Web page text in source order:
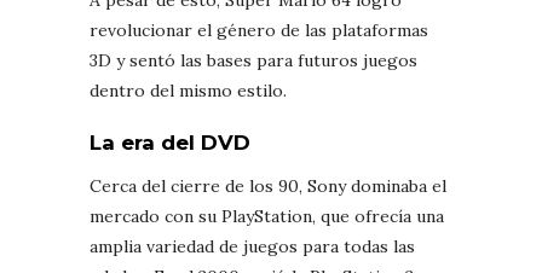
revolucionar el género de las plataformas
3D y sentó las bases para futuros juegos
dentro del mismo estilo.
La era del DVD
Cerca del cierre de los 90, Sony dominaba el
mercado con su PlayStation, que ofrecía una
amplia variedad de juegos para todas las